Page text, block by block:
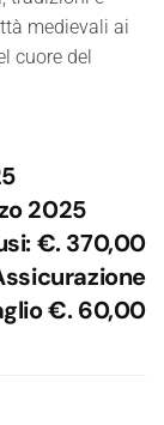
medievali ai
cuore del
2025
€. 370,00
€. 60,00